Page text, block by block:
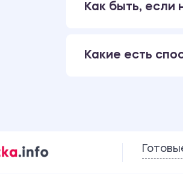
Как быть, если
Какие есть